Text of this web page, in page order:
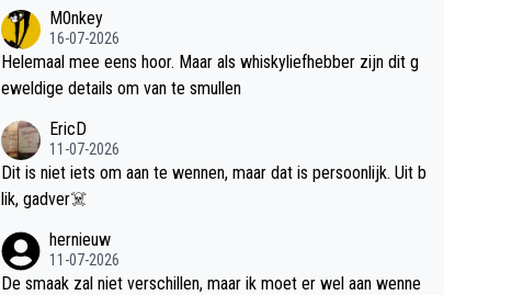
M0nkey
16-07-2026
Helemaal mee eens hoor. Maar als whiskyliefhebber zijn dit g
eweldige details om van te smullen
EricD
11-07-2026
Dit is niet iets om aan te wennen, maar dat is persoonlijk. Uit b
lik, gadver☠️
hernieuw
11-07-2026
De smaak zal niet verschillen, maar ik moet er wel aan wenne